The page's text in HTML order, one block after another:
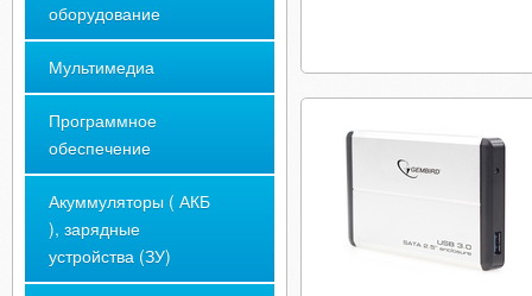
оборудование
Мультимедиа
Программное
обеспечение
Акуммуляторы ( АКБ
), зарядные
устройства (ЗУ)